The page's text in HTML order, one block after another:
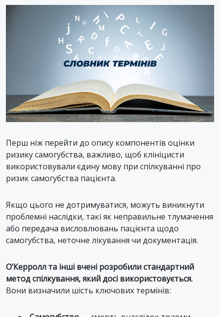
Перш ніж перейти до опису компонентів оцінки
ризику самогубства, важливо, щоб клініцисти
використовували єдину мову при спілкуванні про
ризик самогубства пацієнта.
Якщо цього не дотримуватися, можуть виникнути
проблемні наслідки, такі як неправильне тлумачення
або передача висловлювань пацієнта щодо
самогубства, неточне лікування чи документація.
О’Керролл та інші вчені розробили стандартний
метод спілкування, який досі використовується.
Вони визначили шість ключових термінів: